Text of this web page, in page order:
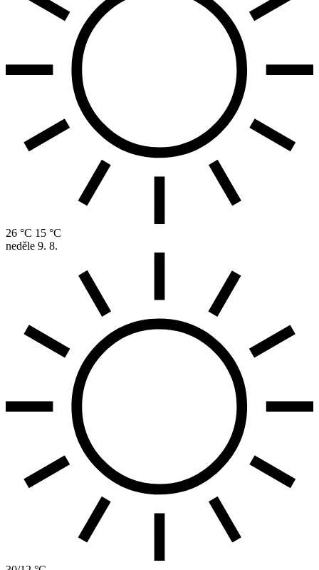
26 °C 15 °C
neděle 9. 8.